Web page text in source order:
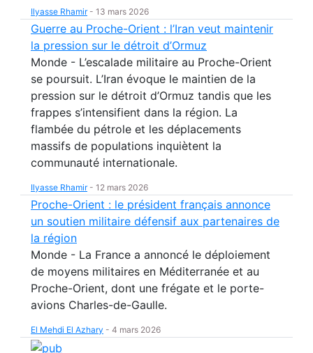
Ilyasse Rhamir- 13 mars 2026
Guerre au Proche-Orient : l’Iran veut maintenir
la pression sur le détroit d’Ormuz
Monde - L’escalade militaire au Proche-Orient
se poursuit. L’Iran évoque le maintien de la
pression sur le détroit d’Ormuz tandis que les
frappes s’intensifient dans la région. La
flambée du pétrole et les déplacements
massifs de populations inquiètent la
communauté internationale.
Ilyasse Rhamir- 12 mars 2026
Proche-Orient : le président français annonce
un soutien militaire défensif aux partenaires de
la région
Monde - La France a annoncé le déploiement
de moyens militaires en Méditerranée et au
Proche-Orient, dont une frégate et le porte-
avions Charles-de-Gaulle.
El Mehdi El Azhary - 4 mars 2026